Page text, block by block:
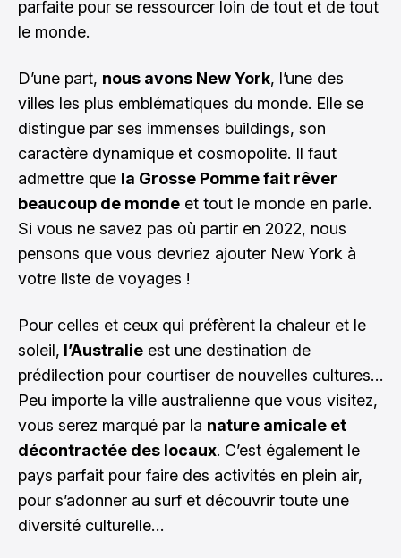
parfaite pour se ressourcer loin de tout et de tout
le monde.
D’une part, nous avons New York, l’une des
villes les plus emblématiques du monde. Elle se
distingue par ses immenses buildings, son
caractère dynamique et cosmopolite. Il faut
admettre que la Grosse Pomme fait rêver
beaucoup de monde et tout le monde en parle.
Si vous ne savez pas où partir en 2022, nous
pensons que vous devriez ajouter New York à
votre liste de voyages !
Pour celles et ceux qui préfèrent la chaleur et le
soleil, l’Australie est une destination de
prédilection pour courtiser de nouvelles cultures…
Peu importe la ville australienne que vous visitez,
vous serez marqué par la nature amicale et
décontractée des locaux. C’est également le
pays parfait pour faire des activités en plein air,
pour s’adonner au surf et découvrir toute une
diversité culturelle…